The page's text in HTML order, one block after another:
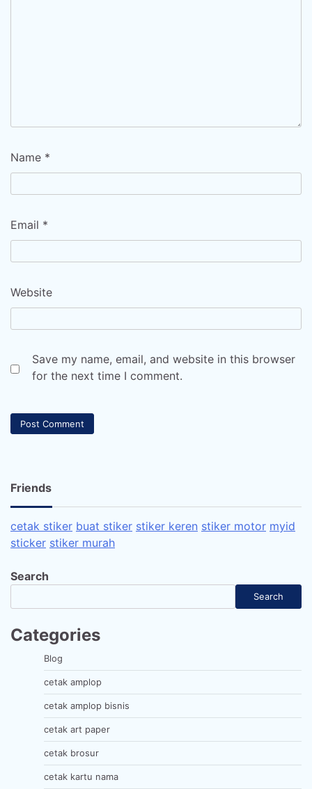
Name *
Email *
Website
Save my name, email, and website in this browser
for the next time I comment.
Friends
cetak stiker buat stiker stiker keren stiker motor myid
sticker stiker murah
Search
Search
Categories
Blog
cetak amplop
cetak amplop bisnis
cetak art paper
cetak brosur
cetak kartu nama